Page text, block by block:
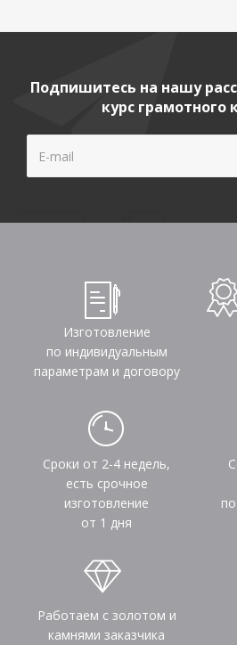
Подпишитесь на нашу
курс грамотного
Изготовление
по индивидуальным
параметрам и договору
Сроки от 2-4 недель,
есть срочное
изготовление
от 1 дня
Работаем с золотом и
камнями заказчика